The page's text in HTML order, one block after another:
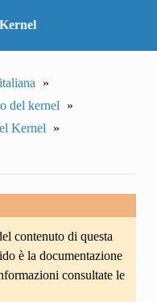
»
del kernel
»
Kernel
»
contenuto di questa
è la documentazione
consultate le